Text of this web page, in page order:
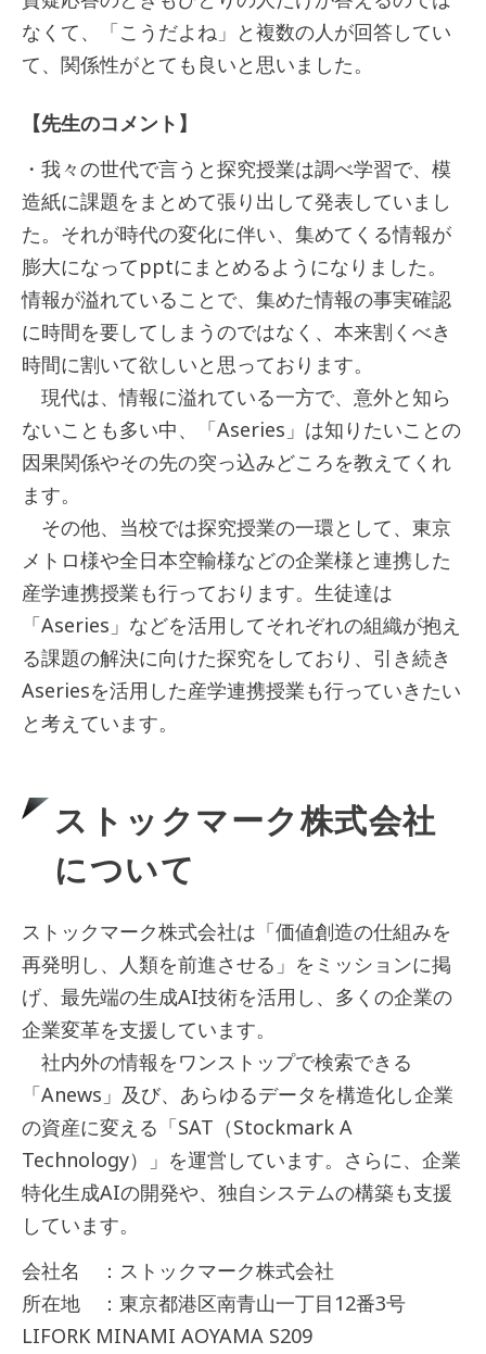
なくて、「こうだよね」と複数の人が回答してい
て、関係性がとても良いと思いました。
【先生のコメント】
・我々の世代で言うと探究授業は調べ学習で、模
造紙に課題をまとめて張り出して発表していまし
た。それが時代の変化に伴い、集めてくる情報が
膨大になってpptにまとめるようになりました。
情報が溢れていることで、集めた情報の事実確認
に時間を要してしまうのではなく、本来割くべき
時間に割いて欲しいと思っております。
現代は、情報に溢れている一方で、意外と知ら
ないことも多い中、「Aseries」は知りたいことの
因果関係やその先の突っ込みどころを教えてくれ
ます。
その他、当校では探究授業の一環として、東京
メトロ様や全日本空輸様などの企業様と連携した
産学連携授業も行っております。生徒達は
「Aseries」などを活用してそれぞれの組織が抱え
る課題の解決に向けた探究をしており、引き続き
Aseriesを活用した産学連携授業も行っていきたい
と考えています。
ストックマーク株式会社
について
ストックマーク株式会社は「価値創造の仕組みを
再発明し、人類を前進させる」をミッションに掲
げ、最先端の生成AI技術を活用し、多くの企業の
企業変革を支援しています。
社内外の情報をワンストップで検索できる
「Anews」及び、あらゆるデータを構造化し企業
の資産に変える「SAT（Stockmark A
Technology）」を運営しています。さらに、企業
特化生成AIの開発や、独自システムの構築も支援
しています。
会社名 ：ストックマーク株式会社
所在地 ：東京都港区南青山一丁目12番3号
LIFORK MINAMI AOYAMA S209